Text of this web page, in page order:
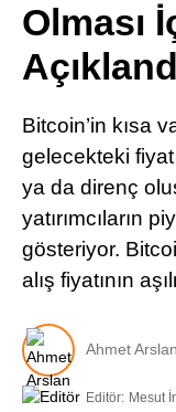
Olması
Bitcoin’in kısa
gelecekteki
ya da direnç
yatırımcıların
gösteriyor.
alış fiyatının
Ahmet Arslan
Editör: Mesut